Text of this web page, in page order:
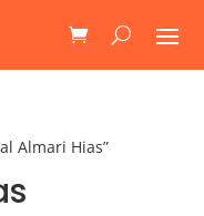
Almari Hias”